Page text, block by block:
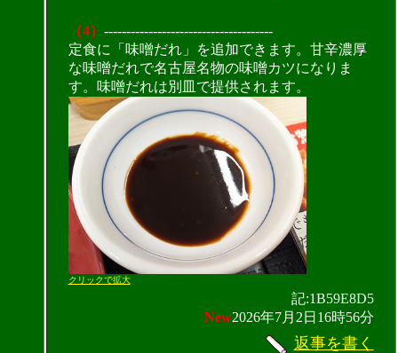
（4） --------------------------------------
定食に「味噌だれ」を追加できます。甘辛濃厚
な味噌だれで名古屋名物の味噌カツになりま
す。味噌だれは別皿で提供されます。
クリックで拡大
記:1B59E8D5
New2026年7月2日16時56分
返事を書く